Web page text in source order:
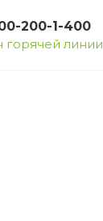
200-1-400
горячей линии